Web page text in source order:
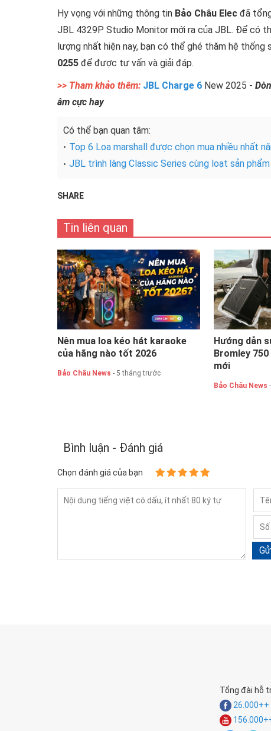
Hy vọng với những thông tin Bảo Châu Elec đã
JBL 4329P Studio Monitor mới ra của JBL. Để có
lượng nhất hiện nay, bạn có thể ghé thăm hệ
0255 để được tư vấn và giải đáp.
>> Tham khảo thêm: JBL Charge 6 New 2025 -
âm cực hay
Có thể bạn quan tâm:
Top 6 Loa marshall được chọn mua nhiều nhất
JBL trình làng Classic Series cùng loạt sản
SHARE
Tin liên quan
Nên mua loa kéo hát karaoke
của hãng nào tốt 2026
Bảo Châu News - 5 tháng trước
Hướng dẫn
Bromley
mới
Bảo Châu News
Bình luận - Đánh giá
Chọn đánh giá của bạn
Tổng đài hỗ